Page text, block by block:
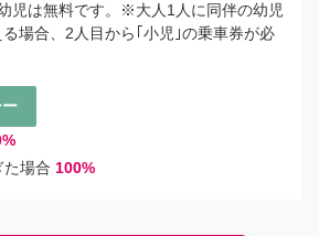
児は無料です。※大人1人に同伴の幼児
場合、2人目から｢小児｣の乗車券が必
場合 100%